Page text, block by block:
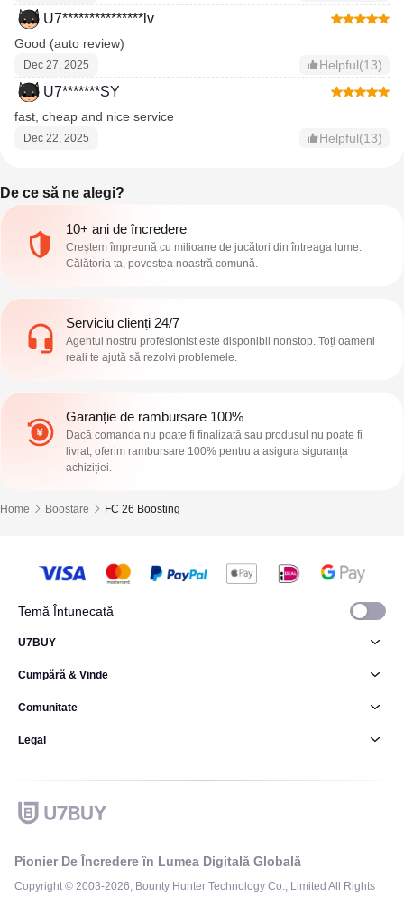
U7***************lv
Good (auto review)
Dec 27, 2025 Helpful(13)
U7*******SY
fast, cheap and nice service
Dec 22, 2025 Helpful(13)
De ce să ne alegi?
10+ ani de încredere
Creștem împreună cu milioane de jucători din întreaga lume.
Călătoria ta, povestea noastră comună.
Serviciu clienți 24/7
Agentul nostru profesionist este disponibil nonstop. Toți oameni
reali te ajută să rezolvi problemele.
Garanție de rambursare 100%
Dacă comanda nu poate fi finalizată sau produsul nu poate fi
livrat, oferim rambursare 100% pentru a asigura siguranța
achiziției.
Home Boostare FC 26 Boosting
Temă Întunecată
Pionier De Încredere în Lumea Digitală Globală
Copyright © 2003-2026, Bounty Hunter Technology Co., Limited All Rights
U7BUY
Cumpără & Vinde
Comunitate
Legal